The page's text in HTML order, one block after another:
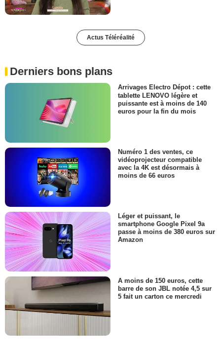
Actus Téléréalité
Derniers bons plans
Arrivages Electro Dépot : cette
tablette LENOVO légère et
puissante est à moins de 140
euros pour la fin du mois
Numéro 1 des ventes, ce
vidéoprojecteur compatible
avec la 4K est désormais à
moins de 66 euros
Léger et puissant, le
smartphone Google Pixel 9a
passe à moins de 380 euros sur
Amazon
A moins de 150 euros, cette
barre de son JBL notée 4,5 sur
5 fait un carton ce mercredi